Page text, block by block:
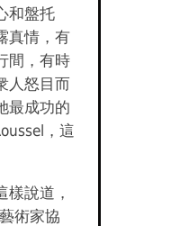
和盤托
真情，有
間，有時
人怒目而
最成功的
，這
樣說道，
術家協